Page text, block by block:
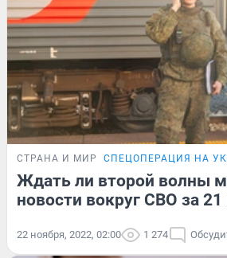
СТРАНА И МИР СПЕЦОПЕРАЦИЯ НА
Ждать ли второй волны
новости вокруг СВО за 21
22 ноября, 2022, 02:00 1 274